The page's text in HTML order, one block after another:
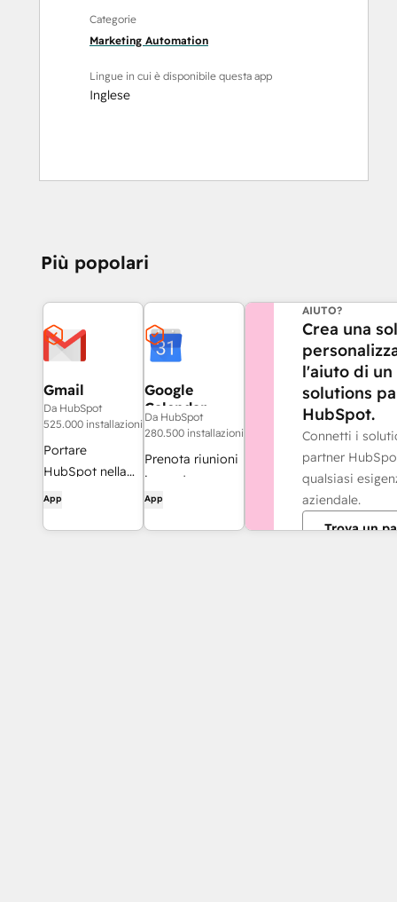
Categorie
Marketing Automation
Lingue in cui è disponibile questa app
Inglese
Più popolari
Gmail
Da HubSpot
525.000 installazioni
Portare
HubSpot nella
casella di posta
l'integrazione
App
Google
Calendar
Da HubSpot
280.500 installazioni
Prenota riunioni
in modo
semplice e
rapido con
App
AIUTO?
Crea una
l'aiuto di un
solutions
HubSpot.
Connetti i
partner
qualsiasi
aziendale.
Trova un